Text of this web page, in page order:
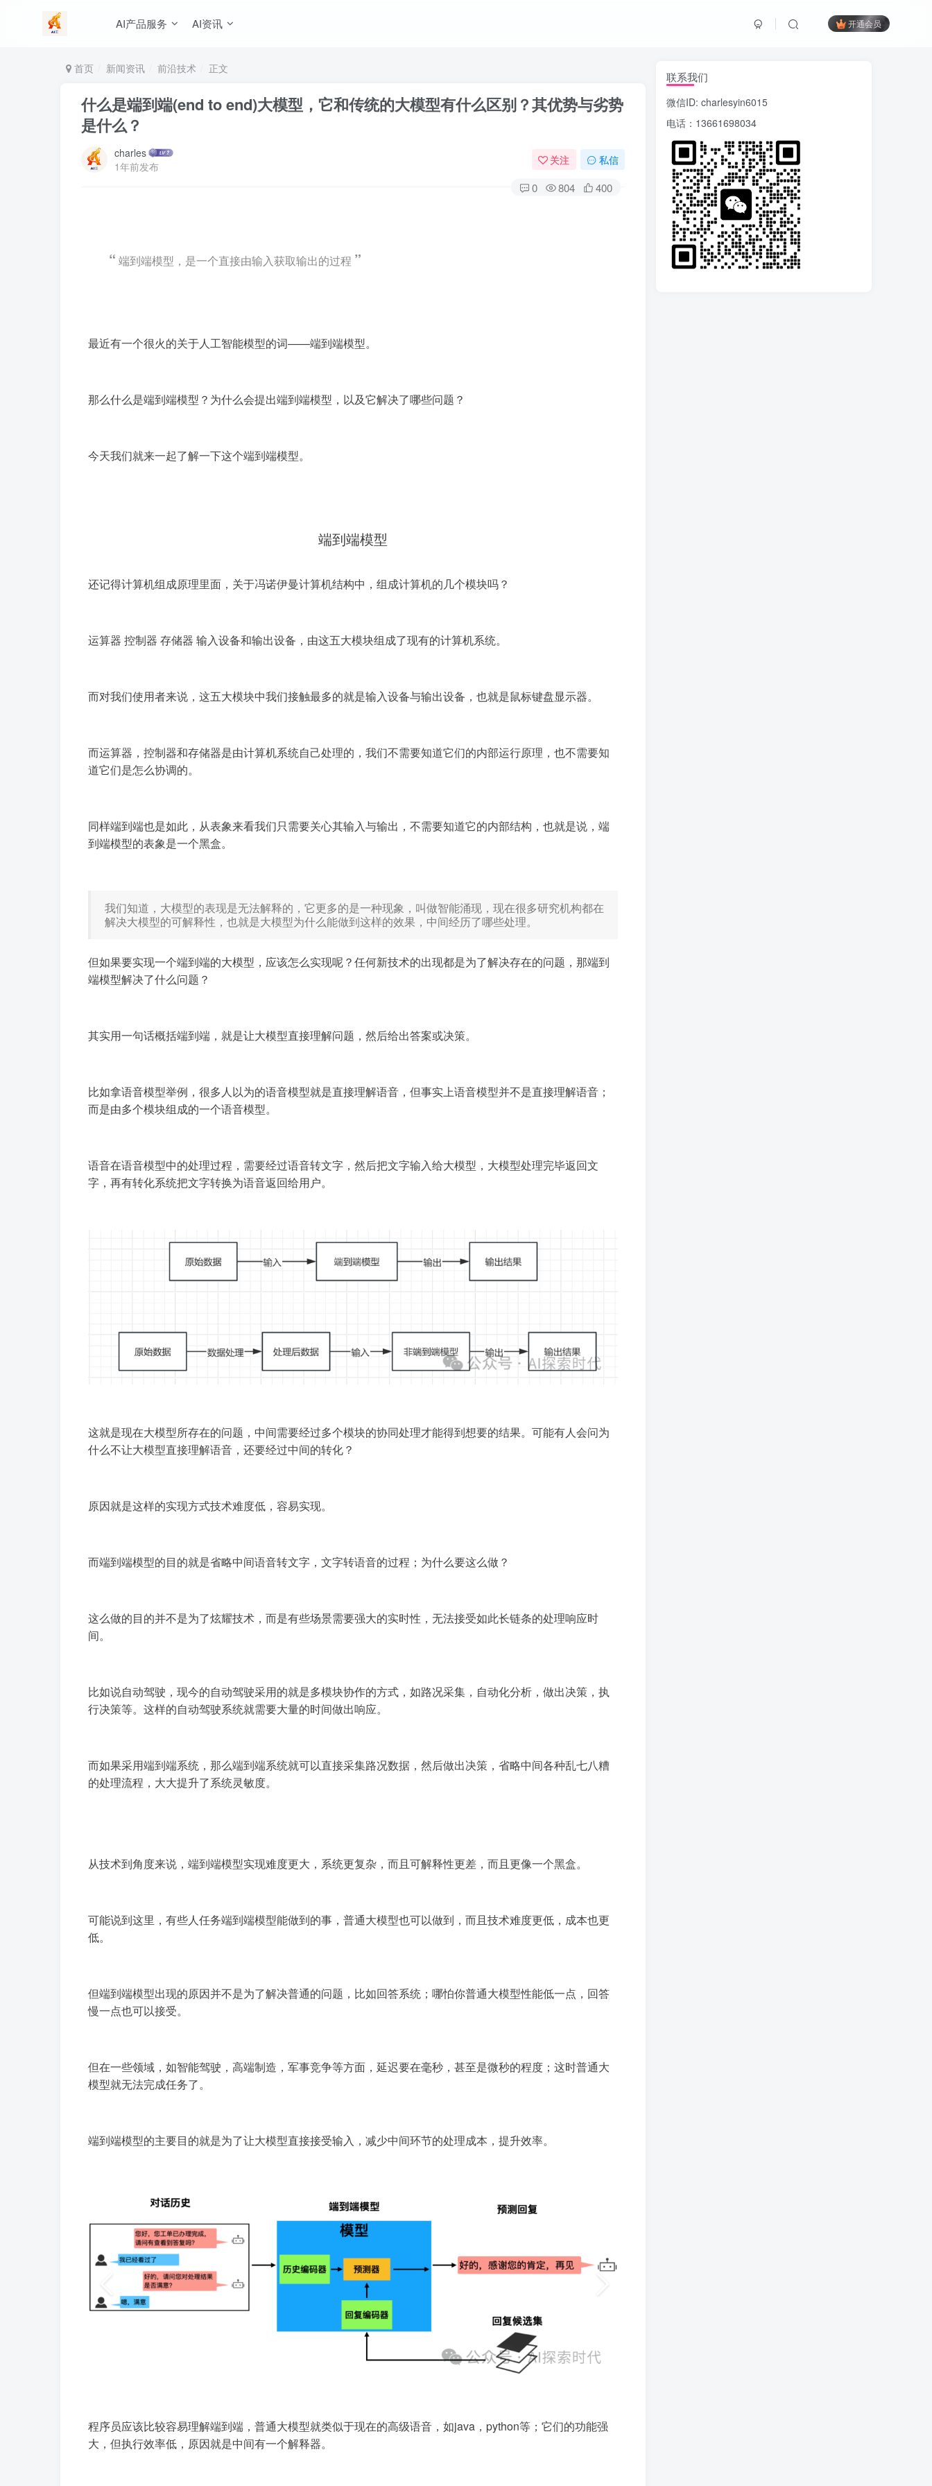
AI产品服务 AI资讯 开通会员
首页 新闻资讯 前沿技术 正文
什么是端到端(end to end)大模型，它和传统的大模型有什么区别？其优势与劣势
是什么？
charles
1年前发布
关注 私信
0 804 400
“ 端到端模型，是一个直接由输入获取输出的过程 ”
最近有一个很火的关于人工智能模型的词——端到端模型。
那么什么是端到端模型？为什么会提出端到端模型，以及它解决了哪些问题？
今天我们就来一起了解一下这个端到端模型。
端到端模型
还记得计算机组成原理里面，关于冯诺伊曼计算机结构中，组成计算机的几个模块吗？
运算器 控制器 存储器 输入设备和输出设备，由这五大模块组成了现有的计算机系统。
而对我们使用者来说，这五大模块中我们接触最多的就是输入设备与输出设备，也就是鼠标键盘显示器。
而运算器，控制器和存储器是由计算机系统自己处理的，我们不需要知道它们的内部运行原理，也不需要知
道它们是怎么协调的。
同样端到端也是如此，从表象来看我们只需要关心其输入与输出，不需要知道它的内部结构，也就是说，端
到端模型的表象是一个黑盒。
我们知道，大模型的表现是无法解释的，它更多的是一种现象，叫做智能涌现，现在很多研究机构都在
解决大模型的可解释性，也就是大模型为什么能做到这样的效果，中间经历了哪些处理。
但如果要实现一个端到端的大模型，应该怎么实现呢？任何新技术的出现都是为了解决存在的问题，那端到
端模型解决了什么问题？
其实用一句话概括端到端，就是让大模型直接理解问题，然后给出答案或决策。
比如拿语音模型举例，很多人以为的语音模型就是直接理解语音，但事实上语音模型并不是直接理解语音；
而是由多个模块组成的一个语音模型。
语音在语音模型中的处理过程，需要经过语音转文字，然后把文字输入给大模型，大模型处理完毕返回文
字，再有转化系统把文字转换为语音返回给用户。
这就是现在大模型所存在的问题，中间需要经过多个模块的协同处理才能得到想要的结果。可能有人会问为
什么不让大模型直接理解语音，还要经过中间的转化？
原因就是这样的实现方式技术难度低，容易实现。
而端到端模型的目的就是省略中间语音转文字，文字转语音的过程；为什么要这么做？
这么做的目的并不是为了炫耀技术，而是有些场景需要强大的实时性，无法接受如此长链条的处理响应时
间。
比如说自动驾驶，现今的自动驾驶采用的就是多模块协作的方式，如路况采集，自动化分析，做出决策，执
行决策等。这样的自动驾驶系统就需要大量的时间做出响应。
而如果采用端到端系统，那么端到端系统就可以直接采集路况数据，然后做出决策，省略中间各种乱七八糟
的处理流程，大大提升了系统灵敏度。
从技术到角度来说，端到端模型实现难度更大，系统更复杂，而且可解释性更差，而且更像一个黑盒。
可能说到这里，有些人任务端到端模型能做到的事，普通大模型也可以做到，而且技术难度更低，成本也更
低。
但端到端模型出现的原因并不是为了解决普通的问题，比如回答系统；哪怕你普通大模型性能低一点，回答
慢一点也可以接受。
但在一些领域，如智能驾驶，高端制造，军事竞争等方面，延迟要在毫秒，甚至是微秒的程度；这时普通大
模型就无法完成任务了。
端到端模型的主要目的就是为了让大模型直接接受输入，减少中间环节的处理成本，提升效率。
程序员应该比较容易理解端到端，普通大模型就类似于现在的高级语音，如java，python等；它们的功能强
大，但执行效率低，原因就是中间有一个解释器。
联系我们
微信ID: charlesyin6015
电话：13661698034